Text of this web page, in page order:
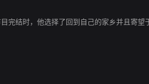
完结时，他选择了回到自己的家乡并且寄